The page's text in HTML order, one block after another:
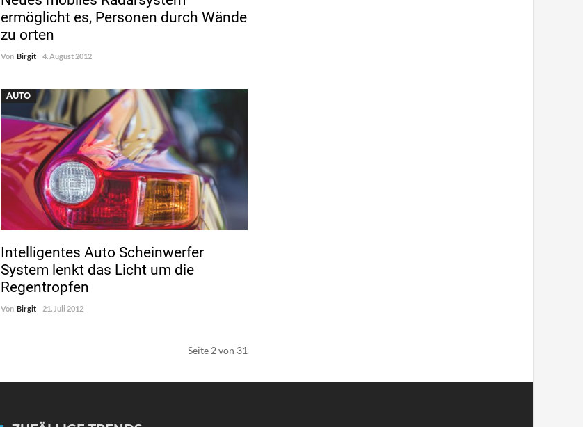
ermöglicht es, Personen durch Wände
zu orten
Von Birgit 4. August 2012
AUTO
Intelligentes Auto Scheinwerfer
System lenkt das Licht um die
Regentropfen
Von Birgit 21. Juli 2012
Seite 2 von 31